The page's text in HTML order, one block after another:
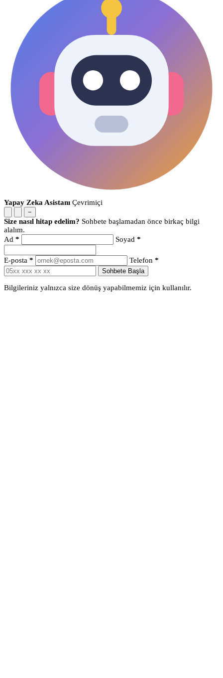
Yapay Zeka Asistanı Çevrimiçi
−
Size nasıl hitap edelim? Sohbete başlamadan önce birkaç bilgi
alalım.
Ad * Soyad *
E-posta * Telefon *
Sohbete Başla
Bilgileriniz yalnızca size dönüş yapabilmemiz için kullanılır.